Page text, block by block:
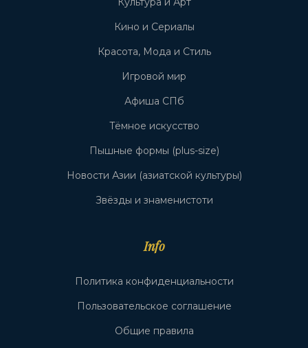
Кино и Сериалы
Красота, Мода и Стиль
Игровой мир
Афиша СПб
Тёмное искусство
Пышные формы (plus-size)
Новости Азии (азиатской культуры)
Звёзды и знаменистоти
Info
Политика конфиденциальности
Пользовательское соглашение
Общие правила